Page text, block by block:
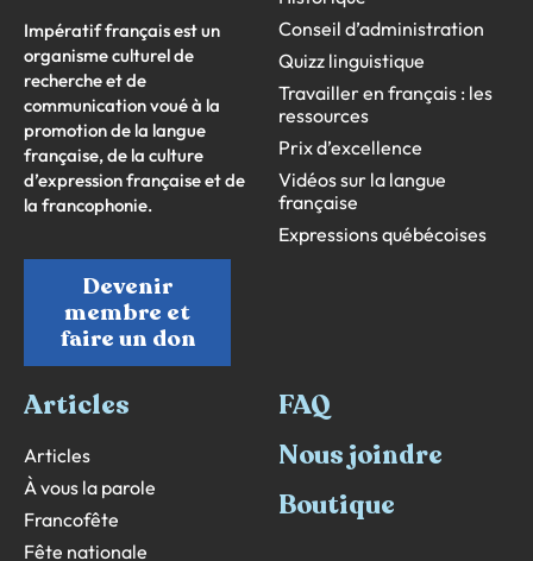
Impératif français est un
organisme culturel de
recherche et de
communication voué à la
promotion de la langue
française, de la culture
d’expression française et de
la francophonie.
Devenir
membre et
faire un don
Conseil d’administration
Quizz linguistique
Travailler en français : les
ressources
Prix d’excellence
Vidéos sur la langue
française
Expressions québécoises
Articles
Articles
À vous la parole
Francofête
Fête nationale
FAQ
Nous joindre
Boutique